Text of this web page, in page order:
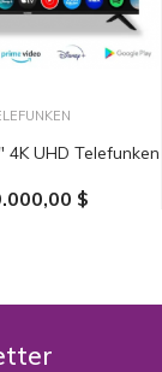
UHD Telefunken
$